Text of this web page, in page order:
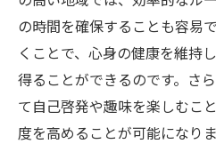
の時間を確保することも容易
くことで、心身の健康を維持
得ることができるのです。さ
て自己啓発や趣味を楽しむこ
度を高めることが可能になりま